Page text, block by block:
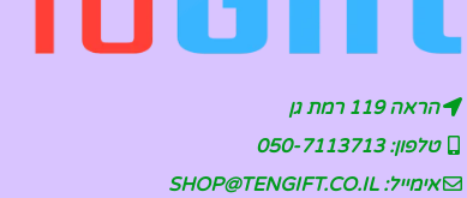
הראה 119 רמת גן
טלפון: 050-7113713
אימייל: SHOP@TENGIFT.CO.IL